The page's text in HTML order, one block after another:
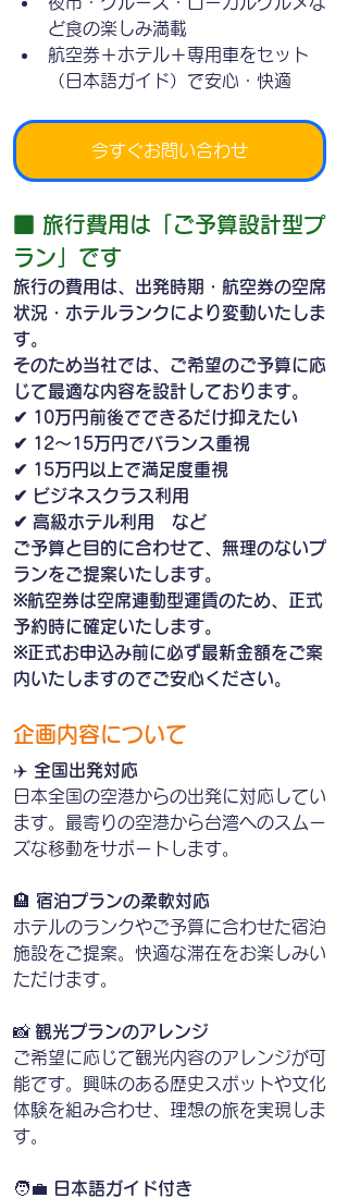
ど食の楽しみ満載
航空券＋ホテル＋専用車をセット
（日本語ガイド）で安心・快適
今すぐお問い合わせ
■ 旅行費用は「ご予算設計型プ
ラン」です
旅行の費用は、出発時期・航空券の空席
状況・ホテルランクにより変動いたしま
す。
そのため当社では、ご希望のご予算に応
じて最適な内容を設計しております。
✔ 10万円前後でできるだけ抑えたい
✔ 12〜15万円でバランス重視
✔ 15万円以上で満足度重視
✔ ビジネスクラス利用
✔ 高級ホテル利用　など
ご予算と目的に合わせて、無理のないプ
ランをご提案いたします。
※航空券は空席連動型運賃のため、正式
予約時に確定いたします。
※正式お申込み前に必ず最新金額をご案
内いたしますのでご安心ください。
企画内容について
✈️ 全国出発対応
日本全国の空港からの出発に対応してい
ます。最寄りの空港から台湾へのスムー
ズな移動をサポートします。
🏨 宿泊プランの柔軟対応
ホテルのランクやご予算に合わせた宿泊
施設をご提案。快適な滞在をお楽しみい
ただけます。
📸 観光プランのアレンジ
ご希望に応じて観光内容のアレンジが可
能です。興味のある歴史スポットや文化
体験を組み合わせ、理想の旅を実現しま
す。
🧑‍💼 日本語ガイド付き